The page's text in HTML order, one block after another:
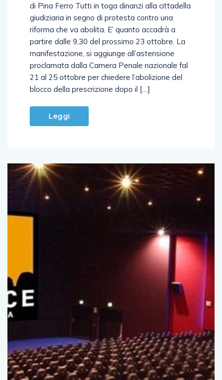
di Pina Ferro Tutti in toga dinanzi alla cittadella
giudiziaria in segno di protesta contro una
riforma che va abolita. E’ quanto accadrà a
partire dalle 9,30 del prossimo 23 ottobre. La
manifestazione, si aggiunge all’astensione
proclamata dalla Camera Penale nazionale fal
21 al 25 ottobre per chiedere l’abolizione del
blocco della prescrizione dopo il […]
Leggi